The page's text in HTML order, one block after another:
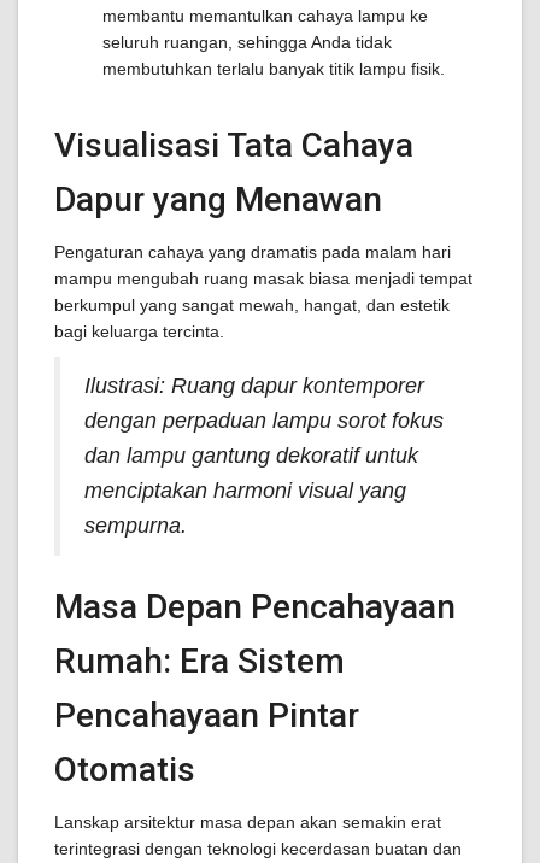
membantu memantulkan cahaya lampu ke
seluruh ruangan, sehingga Anda tidak
membutuhkan terlalu banyak titik lampu fisik.
Visualisasi Tata Cahaya
Dapur yang Menawan
Pengaturan cahaya yang dramatis pada malam hari
mampu mengubah ruang masak biasa menjadi tempat
berkumpul yang sangat mewah, hangat, dan estetik
bagi keluarga tercinta.
Ilustrasi: Ruang dapur kontemporer
dengan perpaduan lampu sorot fokus
dan lampu gantung dekoratif untuk
menciptakan harmoni visual yang
sempurna.
Masa Depan Pencahayaan
Rumah: Era Sistem
Pencahayaan Pintar
Otomatis
Lanskap arsitektur masa depan akan semakin erat
terintegrasi dengan teknologi kecerdasan buatan dan